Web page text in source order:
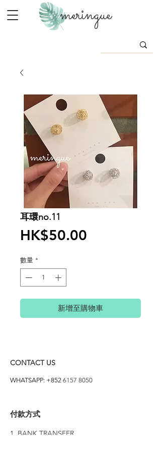
meringue
耳環no.11
HK$50.00
數量 *
新增至購物車
CONTACT US
WHATSAPP: +852 6157 8050
付款方式
1. BANK TRANSFER